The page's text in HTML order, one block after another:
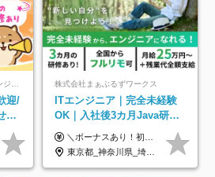
株式会社スタッフサービス エンジニアリング事業本部
迎/
た
株式会社まぁぶるずワークス
ITエンジニア｜完全未経験
OK｜入社後3カ月Java研修
｜リモート率8割以上｜充実
のキャリア支援｜残業月10h
＼ボーナスあり！初年度から年収300万円以上／ ■月給25万円～35万円＋残業代全額支給＋各種手当＋賞与年1回 ◎経験・年齢・スキルなどを考慮し、できるだけ優遇します ◎試用期間中(3カ月)は契約社員で、月給21万円＋諸手当になります。 (試用期間中は残業が発生しません。その他の待遇に変更はありません) ----------------- ＼3つの評価軸！実力次第で早期収入アップ！／ 【1】スキル(IT理解、実装力、設計) 【2】実務力(現場評価、コミュ力、品質) 【3】姿勢(自走力、意欲、責任感) この3つの評価軸で、3カ月ごとに評価。社内グレードにより、給与が決まる明確な仕組みです。何ができれば給与が上がるのか分かりやすく、実力や努力次第で早期に収入を増やせます！ 【固定残業代について】 なし（残業代は、実際の労働時間に応じて別途全額支給）
東京都_神奈川県_埼玉県_千葉県_大阪府_愛知県_北海道_青森県_岩手県_宮城県_秋田県_山形県_福島県_茨城県_栃木県_群馬県_新潟県_山梨県_長野県_富山県_石川県_福井県_静岡県_岐阜県_三重県_兵庫県_京都府_滋賀県_奈良県_和歌山県_広島県_岡山県_鳥取県_島根県_山口県_徳島県_香川県_愛媛県_高知県_福岡県_熊本県_佐賀県_長崎県_大分県_宮崎県_鹿児島県_沖縄県